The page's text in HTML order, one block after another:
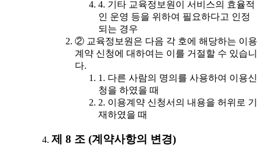
4. 기타 교육정보원이 서비스의 효율적
인 운영 등을 위하여 필요하다고 인정
되는 경우
② 교육정보원은 다음 각 호에 해당하는 이용
계약 신청에 대하여는 이를 거절할 수 있습니
다.
1. 다른 사람의 명의를 사용하여 이용신
청을 하였을 때
2. 이용계약 신청서의 내용을 허위로 기
재하였을 때
제 8 조 (계약사항의 변경)